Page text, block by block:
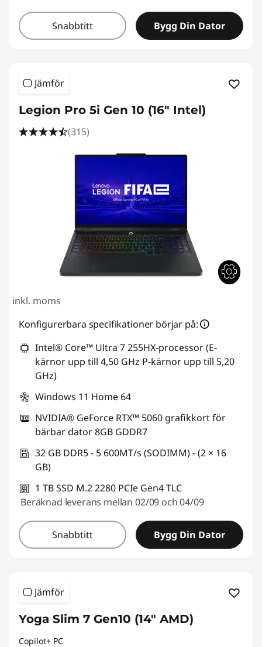
Snabbtitt Bygg Din Dator
Jämför
Legion Pro 5i Gen 10 (16" Intel)
(315)
inkl. moms
Konfigurerbara specifikationer börjar på:
Intel® Core™ Ultra 7 255HX-processor (E-
kärnor upp till 4,50 GHz P-kärnor upp till 5,20
GHz)
Windows 11 Home 64
NVIDIA® GeForce RTX™ 5060 grafikkort för
bärbar dator 8GB GDDR7
32 GB DDR5 - 5 600MT/s (SODIMM) - (2 × 16
GB)
1 TB SSD M.2 2280 PCIe Gen4 TLC
Beräknad leverans mellan 02/09 och 04/09
Snabbtitt Bygg Din Dator
Jämför
Yoga Slim 7 Gen10 (14" AMD)
Copilot+ PC